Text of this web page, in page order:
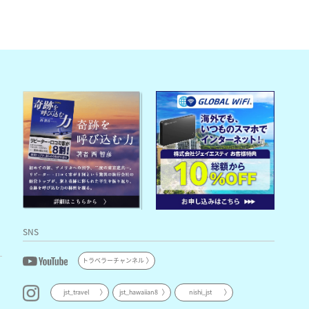
SNS
トラベラーチャンネル
jst_travel jst_hawaiian8 nishi_jst